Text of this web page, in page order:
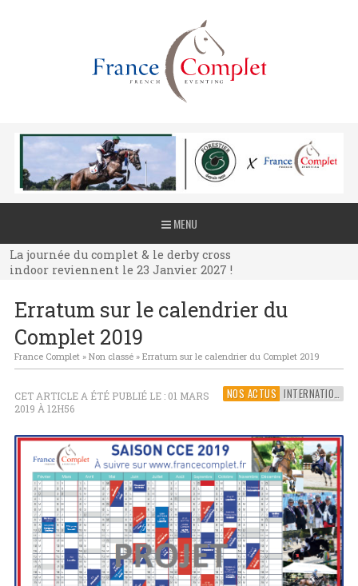
MENU
La journée du complet & le derby cross
indoor reviennent le 23 Janvier 2027 !
La journée du complet & le derby cross
indoor reviennent le 23 Janvier 2027 !
indoor reviennent le 23 Janvier 2027 !
Erratum sur le calendrier du
Complet 2019
France Complet» Non classé» Erratum sur le calendrier du Complet 2019
NOS ACTUS INTERNATIONAL
CET ARTICLE A ÉTÉ PUBLIÉ LE : 01 MARS
2019 À 12H56